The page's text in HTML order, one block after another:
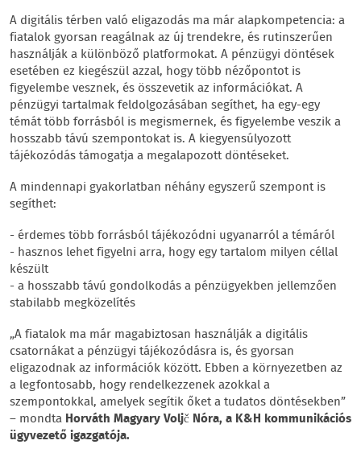
A digitális térben való eligazodás ma már alapkompetencia: a
fiatalok gyorsan reagálnak az új trendekre, és rutinszerűen
használják a különböző platformokat. A pénzügyi döntések
esetében ez kiegészül azzal, hogy több nézőpontot is
figyelembe vesznek, és összevetik az információkat. A
pénzügyi tartalmak feldolgozásában segíthet, ha egy-egy
témát több forrásból is megismernek, és figyelembe veszik a
hosszabb távú szempontokat is. A kiegyensúlyozott
tájékozódás támogatja a megalapozott döntéseket.
A mindennapi gyakorlatban néhány egyszerű szempont is
segíthet:
- érdemes több forrásból tájékozódni ugyanarról a témáról
- hasznos lehet figyelni arra, hogy egy tartalom milyen céllal
készült
- a hosszabb távú gondolkodás a pénzügyekben jellemzően
stabilabb megközelítés
„A fiatalok ma már magabiztosan használják a digitális
csatornákat a pénzügyi tájékozódásra is, és gyorsan
eligazodnak az információk között. Ebben a környezetben az
a legfontosabb, hogy rendelkezzenek azokkal a
szempontokkal, amelyek segítik őket a tudatos döntésekben”
– mondta Horváth Magyary Voljč Nóra, a K&H kommunikációs
ügyvezető igazgatója.